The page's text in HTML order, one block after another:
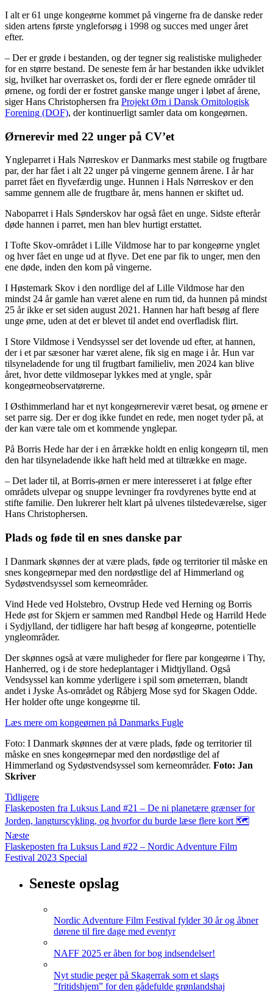
I alt er 61 unge kongeørne kommet på vingerne fra de danske reder
siden artens første yngleforsøg i 1998 og succes med unger året
efter.
– Der er grøde i bestanden, og der tegner sig realistiske muligheder
for en større bestand. De seneste fem år har bestanden ikke udviklet
sig, hvilket har overrasket os, fordi der er flere egnede områder til
ørnene, og fordi der er fostret ganske mange unger i løbet af årene,
siger Hans Christophersen fra Projekt Ørn i Dansk Ornitologisk
Forening (DOF), der kontinuerligt samler data om kongeørnen.
Ørnerevir med 22 unger på CV’et
Yngleparret i Hals Nørreskov er Danmarks mest stabile og frugtbare
par, der har fået i alt 22 unger på vingerne gennem årene. I år har
parret fået en flyvefærdig unge. Hunnen i Hals Nørreskov er den
samme gennem alle de frugtbare år, mens hannen er skiftet ud.
Naboparret i Hals Sønderskov har også fået en unge. Sidste efterår
døde hannen i parret, men han blev hurtigt erstattet.
I Tofte Skov-området i Lille Vildmose har to par kongeørne ynglet
og hver fået en unge ud at flyve. Det ene par fik to unger, men den
ene døde, inden den kom på vingerne.
I Høstemark Skov i den nordlige del af Lille Vildmose har den
mindst 24 år gamle han været alene en rum tid, da hunnen på mindst
25 år ikke er set siden august 2021. Hannen har haft besøg af flere
unge ørne, uden at det er blevet til andet end overfladisk flirt.
I Store Vildmose i Vendsyssel ser det lovende ud efter, at hannen,
der i et par sæsoner har været alene, fik sig en mage i år. Hun var
tilsyneladende for ung til frugtbart familieliv, men 2024 kan blive
året, hvor dette vildmosepar lykkes med at yngle, spår
kongeørneobservatørerne.
I Østhimmerland har et nyt kongeørnerevir været besat, og ørnene er
set parre sig. Der er dog ikke fundet en rede, men noget tyder på, at
der kan være tale om et kommende ynglepar.
På Borris Hede har der i en årrække holdt en enlig kongeørn til, men
den har tilsyneladende ikke haft held med at tiltrække en mage.
– Det lader til, at Borris-ørnen er mere interesseret i at følge efter
områdets ulvepar og snuppe levninger fra rovdyrenes bytte end at
stifte familie. Den lukrerer helt klart på ulvenes tilstedeværelse, siger
Hans Christophersen.
Plads og føde til en snes danske par
I Danmark skønnes der at være plads, føde og territorier til måske en
snes kongeørnepar med den nordøstlige del af Himmerland og
Sydøstvendsyssel som kerneområder.
Vind Hede ved Holstebro, Ovstrup Hede ved Herning og Borris
Hede øst for Skjern er sammen med Randbøl Hede og Harrild Hede
i Sydjylland, der tidligere har haft besøg af kongeørne, potentielle
yngleområder.
Der skønnes også at være muligheder for flere par kongeørne i Thy,
Hanherred, og i de store hedeplantager i Midtjylland. Også
Vendsyssel kan komme yderligere i spil som ørneterræn, blandt
andet i Jyske Ås-området og Råbjerg Mose syd for Skagen Odde.
Her holder ofte unge kongeørne til.
Læs mere om kongeørnen på Danmarks Fugle
Foto: I Danmark skønnes der at være plads, føde og territorier til
måske en snes kongeørnepar med den nordøstlige del af
Himmerland og Sydøstvendsyssel som kerneområder. Foto: Jan
Skriver
Tidligere
Flaskeposten fra Luksus Land #21 – De ni planetære grænser for
Jorden, langturscykling, og hvorfor du burde læse flere kort 🗺️
Næste
Flaskeposten fra Luksus Land #22 – Nordic Adventure Film
Festival 2023 Special
Seneste opslag
Nordic Adventure Film Festival fylder 30 år og åbner
dørene til fire dage med eventyr
NAFF 2025 er åben for bog indsendelser!
Nyt studie peger på Skagerrak som et slags
”fritidshjem” for den gådefulde grønlandshaj